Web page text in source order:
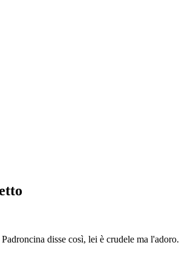
disse così, lei è crudele ma l'adoro.